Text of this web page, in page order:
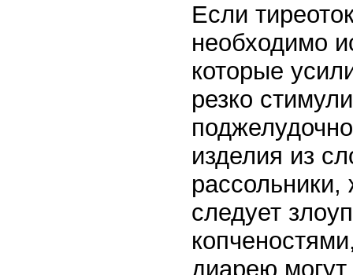
Если
необходимо
которые
резко
изделия из
следует
диарею